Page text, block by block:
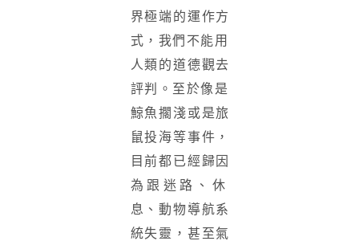
界極端的運作方
式， 我們不能用
人類的道德觀去
評判。 至於像是
鯨魚擱淺或是旅
鼠投海等事件，
目前都已經歸因
為跟迷路、 休
息、動物導航系
統失靈，甚至氣